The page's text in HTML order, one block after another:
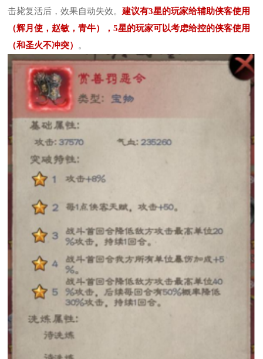
击毙复活后，效果自动失效。建议有3星的玩家给辅助侠客使用
（辉月使，赵敏，青牛），5星的玩家可以考虑给控的侠客使用
（和圣火不冲突） 。